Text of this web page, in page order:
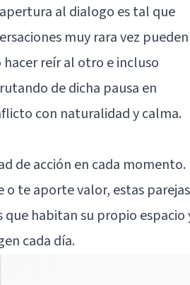
al dialogo es tal que
muy rara vez pueden
reír al otro e incluso
de dicha pausa en
con naturalidad y calma.
de acción en cada momento.
te aporte valor, estas parejas
que habitan su propio espacio
cada día.